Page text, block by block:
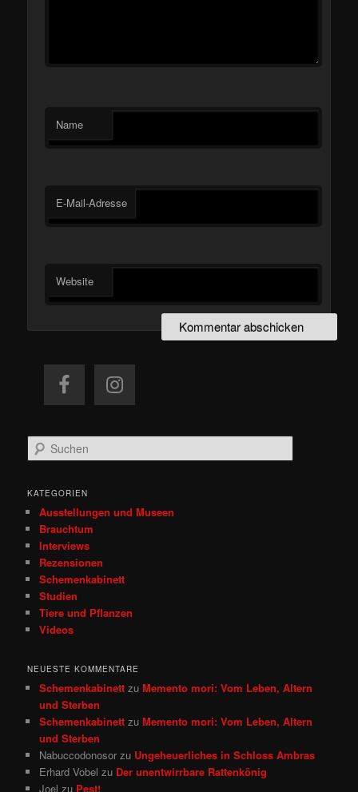
Name
E-Mail-Adresse
Website
u
h
KATEGORIEN
Ausstellungen und Museen
Brauchtum
Interviews
Rezensionen
Schemenkabinett
Studien
Tiere und Pflanzen
Videos
NEUESTE KOMMENTARE
Schemenkabinett zuMemento mori: Vom Leben, Altern
und Sterben
Schemenkabinett zuMemento mori: Vom Leben, Altern
und Sterben
Nabuccodonosor zu Ungeheuerliches in Schloss Ambras
Erhard Vobel zu Der unentwirrbare Rattenkönig
Joel zu Pest!